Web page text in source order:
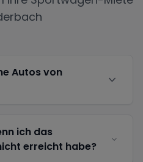
Autos von
ich das
erreicht habe?